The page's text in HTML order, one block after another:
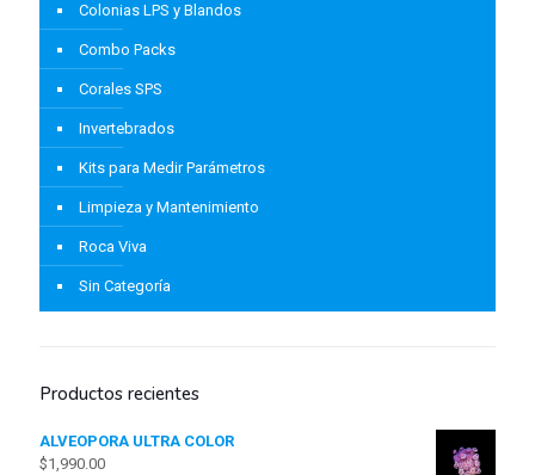
Colonias LPS y Blandos
Combo Packs
Corales SPS
Invertebrados
Kits para Medir Parámetros
Limpieza y Mantenimiento
Roca Viva
Sin Categoría
Productos recientes
ALVEOPORA ULTRA COLOR
$1,990.00